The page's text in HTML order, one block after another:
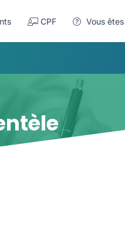
CPF Vous êtes